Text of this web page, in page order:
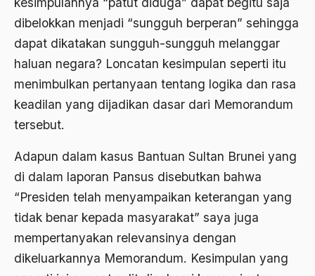
dibelokkan menjadi “sungguh berperan” sehingga
dapat dikatakan sungguh-sungguh melanggar
haluan negara? Loncatan kesimpulan seperti itu
menimbulkan pertanyaan tentang logika dan rasa
keadilan yang dijadikan dasar dari Memorandum
tersebut.
Adapun dalam kasus Bantuan Sultan Brunei yang
di dalam laporan Pansus disebutkan bahwa
“Presiden telah menyampaikan keterangan yang
tidak benar kepada masyarakat” saya juga
mempertanyakan relevansinya dengan
dikeluarkannya Memorandum. Kesimpulan yang
Amir Syakib Arsalan
amrozi
Anak ibrahim
Anatomi
Andre Gide
Angkatan Laut AS
Ansor
Antara Keyakinan dan Keuletan
Antarumat Beragama